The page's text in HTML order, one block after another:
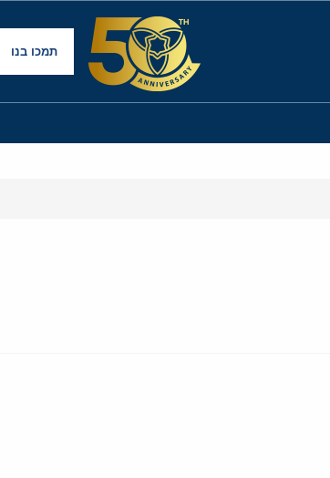
תמכו בנו